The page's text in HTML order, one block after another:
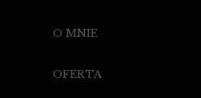
OFERTA
O MNIE